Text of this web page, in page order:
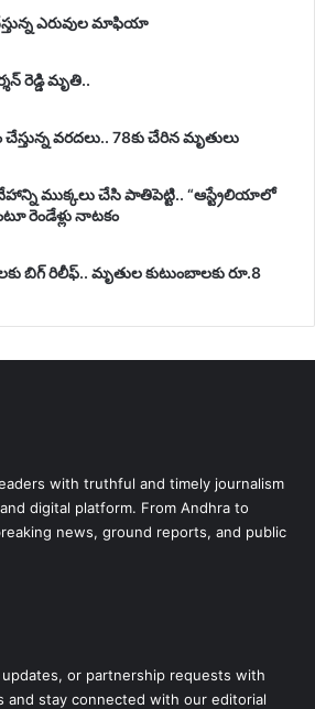
ఎరువుల మాఫియా
రెడ్డి మృతి..
వరదలు.. 78కు చేరిన మృతులు
ముక్కలు చేసి పాతిపెట్టి.. “ఆస్ట్రేలియాలో
రెండేళ్లు నాటకం
బిగ్ రిలీఫ్.. మృతుల కుటుంబాలకు రూ.8
with truthful and timely journalism
digital platform. From Andhra to
news, ground reports, and public
or partnership requests with
and stay connected with our editorial